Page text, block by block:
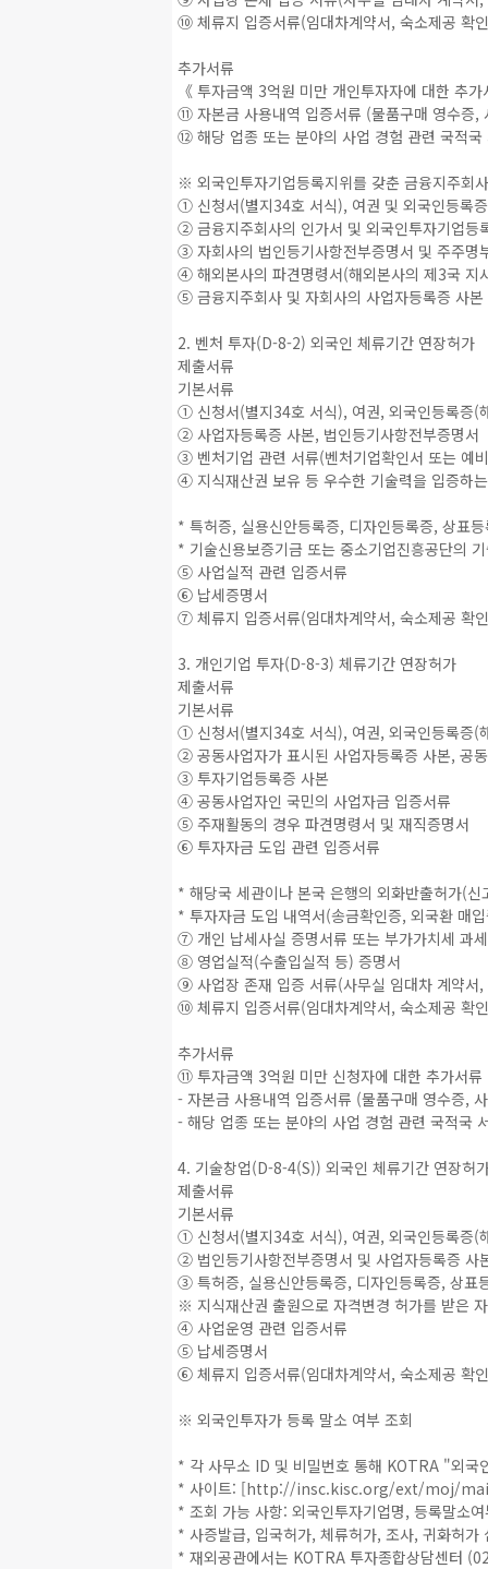
⑩ 체류지 입증서류(임대차계약서, 숙소제공 확
추가서류
《 투자금액 3억원 미만 개인투자자에 대한 추
⑪ 자본금 사용내역 입증서류 (물품구매 영수증,
⑫ 해당 업종 또는 분야의 사업 경험 관련 국적국
※ 외국인투자기업등록지위를 갖춘 금융지주회
① 신청서(별지34호 서식), 여권 및 외국인등록
② 금융지주회사의 인가서 및 외국인투자기업등
③ 자회사의 법인등기사항전부증명서 및 주주명
④ 해외본사의 파견명령서(해외본사의 제3국 지
⑤ 금융지주회사 및 자회사의 사업자등록증 사본
2. 벤처 투자(D-8-2) 외국인 체류기간 연장허가
제출서류
기본서류
① 신청서(별지34호 서식), 여권, 외국인등록증(
② 사업자등록증 사본, 법인등기사항전부증명서
③ 벤처기업 관련 서류(벤처기업확인서 또는 예
④ 지식재산권 보유 등 우수한 기술력을 입증하
* 특허증, 실용신안등록증, 디자인등록증, 상표
* 기술신용보증기금 또는 중소기업진흥공단의
⑤ 사업실적 관련 입증서류
⑥ 납세증명서
⑦ 체류지 입증서류(임대차계약서, 숙소제공 확
3. 개인기업 투자(D-8-3) 체류기간 연장허가
제출서류
기본서류
① 신청서(별지34호 서식), 여권, 외국인등록증(
② 공동사업자가 표시된 사업자등록증 사본, 공
③ 투자기업등록증 사본
④ 공동사업자인 국민의 사업자금 입증서류
⑤ 주재활동의 경우 파견명령서 및 재직증명서
⑥ 투자자금 도입 관련 입증서류
* 해당국 세관이나 본국 은행의 외화반출허가(신
* 투자자금 도입 내역서(송금확인증, 외국환 매
⑦ 개인 납세사실 증명서류 또는 부가가치세 과
⑧ 영업실적(수출입실적 등) 증명서
⑨ 사업장 존재 입증 서류(사무실 임대차 계약서,
⑩ 체류지 입증서류(임대차계약서, 숙소제공 확
추가서류
⑪ 투자금액 3억원 미만 신청자에 대한 추가서류
- 자본금 사용내역 입증서류 (물품구매 영수증,
- 해당 업종 또는 분야의 사업 경험 관련 국적국
4. 기술창업(D-8-4(S)) 외국인 체류기간 연장허
제출서류
기본서류
① 신청서(별지34호 서식), 여권, 외국인등록증(
② 법인등기사항전부증명서 및 사업자등록증 사
③ 특허증, 실용신안등록증, 디자인등록증, 상표
※ 지식재산권 출원으로 자격변경 허가를 받은
④ 사업운영 관련 입증서류
⑤ 납세증명서
⑥ 체류지 입증서류(임대차계약서, 숙소제공 확
※ 외국인투자가 등록 말소 여부 조회
* 각 사무소 ID 및 비밀번호 통해 KOTRA "외국
* 사이트: [http://insc.kisc.org/ext/moj/
* 조회 가능 사항: 외국인투자기업명, 등록말소
* 사증발급, 입국허가, 체류허가, 조사, 귀화허가
* 재외공관에서는 KOTRA 투자종합상담센터